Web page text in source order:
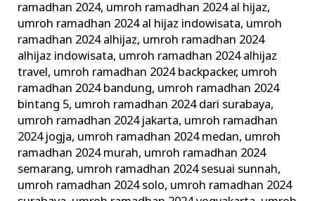
ramadhan 2024, umroh ramadhan 2024 al hijaz,
umroh ramadhan 2024 al hijaz indowisata, umroh
ramadhan 2024 alhijaz, umroh ramadhan 2024
alhijaz indowisata, umroh ramadhan 2024 alhijaz
travel, umroh ramadhan 2024 backpacker, umroh
ramadhan 2024 bandung, umroh ramadhan 2024
bintang 5, umroh ramadhan 2024 dari surabaya,
umroh ramadhan 2024 jakarta, umroh ramadhan
2024 jogja, umroh ramadhan 2024 medan, umroh
ramadhan 2024 murah, umroh ramadhan 2024
semarang, umroh ramadhan 2024 sesuai sunnah,
umroh ramadhan 2024 solo, umroh ramadhan 2024